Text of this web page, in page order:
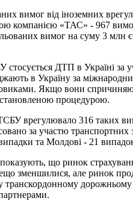
вимог від іноземних
компанією «ТАС» - 967
вимог на суму 3
ДТП в Україні за
в Україну за
Якщо вони
процедурою.
врегулювало 316 таких
за участю
та Молдові - 21
що ринок
зменшилися, але ринок
транскордонному дорожньому